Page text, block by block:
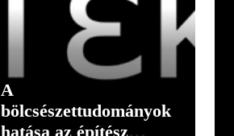
A
bölcsészettudományok
hatása az építész